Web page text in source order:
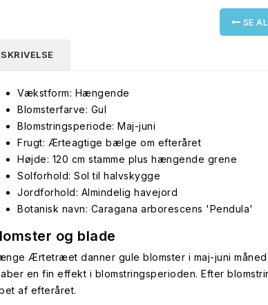
SE
Vækstform: Hængende
Blomsterfarve: Gul
Blomstringsperiode: Maj-juni
Frugt: Ærteagtige bælge om efteråret
Højde: 120 cm stamme plus hængende grene
Solforhold: Sol til halvskygge
Jordforhold: Almindelig havejord
Botanisk navn: Caragana arborescens 'Pendula'
og blade
Ærtetræet danner gule blomster i maj-juni
en fin effekt i blomstringsperioden. Efter
af efteråret.